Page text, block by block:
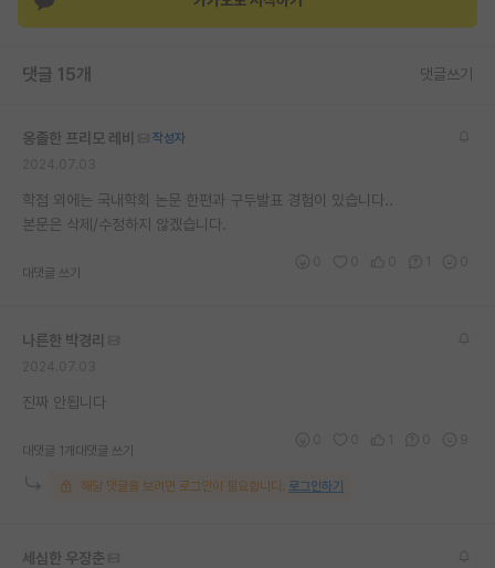
댓글 15개 댓글쓰기
옹졸한 프리모 레비
작성자
학점 외에는 국내학회 논문 한편과 구두발표 경험이 있습니다..
본문은 삭제/수정하지 않겠습니다.
대댓글 쓰기
나른한 박경리
진짜 안됩니다
대댓글 1개 대댓글 쓰기
해당 댓글을 보려면 로그인이 필요합니다. 로그인하기
세심한 우장춘